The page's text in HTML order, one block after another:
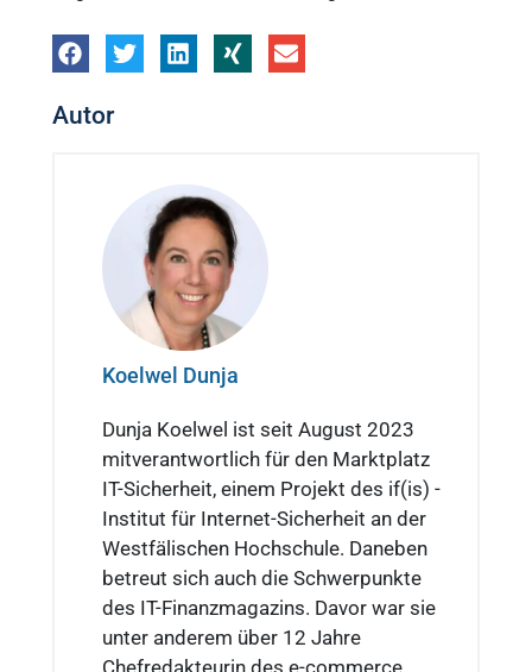
Autor
Koelwel Dunja
Dunja Koelwel ist seit August 2023
mitverantwortlich für den Marktplatz
IT-Sicherheit, einem Projekt des if(is) -
Institut für Internet-Sicherheit an der
Westfälischen Hochschule. Daneben
betreut sich auch die Schwerpunkte
des IT-Finanzmagazins. Davor war sie
unter anderem über 12 Jahre